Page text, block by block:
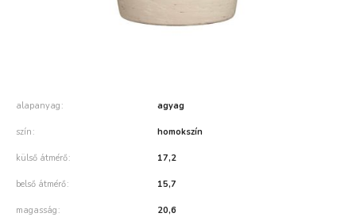
alapanyag agyag
szín homokszín
külső átmérő 17,2
belső átmérő 15,7
magasság 20,6